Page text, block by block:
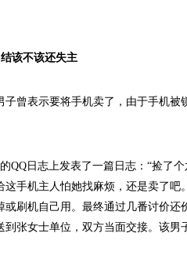
该不该还失主
曾表示要将手机卖了，由于手机被
日志上发表了一篇日志：“捡了个
这手机主人怕她找麻烦，还是卖了吧
或刷机自己用。最终通过几番讨价还
到张女士单位，双方当面交接。该男